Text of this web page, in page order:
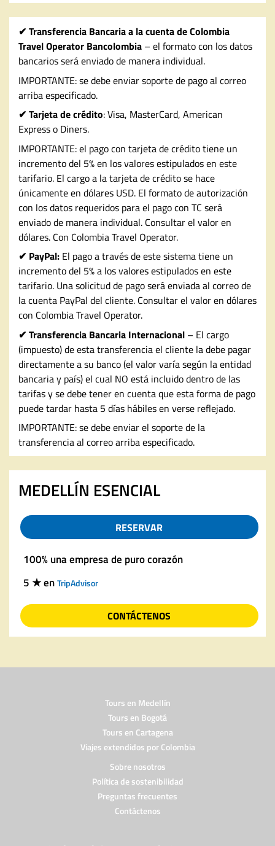
✔ Transferencia Bancaria a la cuenta de Colombia
Travel Operator Bancolombia – el formato con los datos
bancarios será enviado de manera individual.
IMPORTANTE: se debe enviar soporte de pago al correo
arriba especificado.
✔ Tarjeta de crédito: Visa, MasterCard, American
Express o Diners.
IMPORTANTE: el pago con tarjeta de crédito tiene un
incremento del 5% en los valores estipulados en este
tarifario. El cargo a la tarjeta de crédito se hace
únicamente en dólares USD. El formato de autorización
con los datos requeridos para el pago con TC será
enviado de manera individual. Consultar el valor en
dólares. Con Colombia Travel Operator.
✔ PayPal: El pago a través de este sistema tiene un
incremento del 5% a los valores estipulados en este
tarifario. Una solicitud de pago será enviada al correo de
la cuenta PayPal del cliente. Consultar el valor en dólares
con Colombia Travel Operator.
✔ Transferencia Bancaria Internacional – El cargo
(impuesto) de esta transferencia el cliente la debe pagar
directamente a su banco (el valor varía según la entidad
bancaria y país) el cual NO está incluido dentro de las
tarifas y se debe tener en cuenta que esta forma de pago
puede tardar hasta 5 días hábiles en verse reflejado.
IMPORTANTE: se debe enviar el soporte de la
transferencia al correo arriba especificado.
MEDELLÍN ESENCIAL
RESERVAR
100% una empresa de puro corazón
5 ★ enTripAdvisor
CONTÁCTENOS
Tours en Medellín
Tours en Bogotá
Tours en Cartagena
Viajes extendidos por Colombia
Sobre nosotros
Política de sostenibilidad
Preguntas frecuentes
Contáctenos